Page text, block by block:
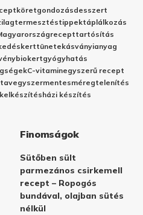
köretgondozásdesszert
termesztéstippektáplálkozás
recepttartósítás
kerttünetekásványianyag
biokertgyógyhatás
C-vitaminegyszerű recept
vegyszermentesméregtelenítés
elkészítésházi készítés
Finomságok
Sütőben sült
parmezános csirkemell
recept – Ropogós
bundával, olajban sütés
nélkül